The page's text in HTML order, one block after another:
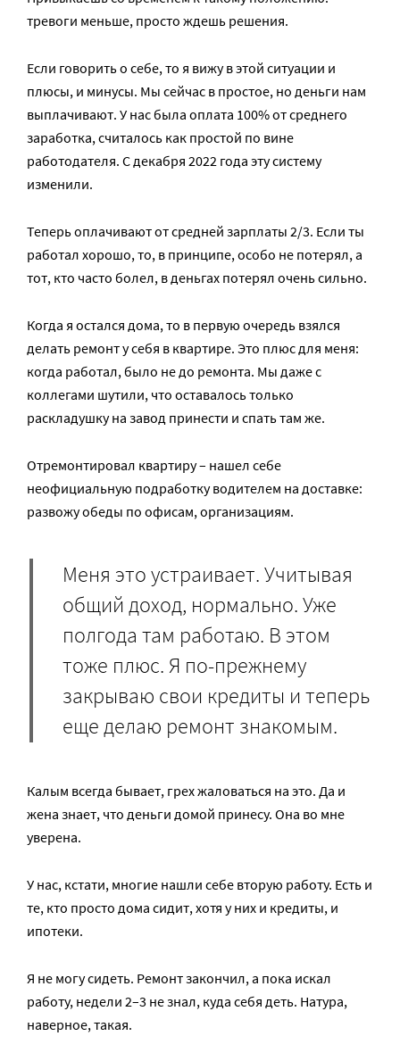
тревоги меньше, просто ждешь решения.
Если говорить о себе, то я вижу в этой ситуации и
плюсы, и минусы. Мы сейчас в простое, но деньги нам
выплачивают. У нас была оплата 100% от среднего
заработка, считалось как простой по вине
работодателя. С декабря 2022 года эту систему
изменили.
Теперь оплачивают от средней зарплаты 2/3. Если ты
работал хорошо, то, в принципе, особо не потерял, а
тот, кто часто болел, в деньгах потерял очень сильно.
Когда я остался дома, то в первую очередь взялся
делать ремонт у себя в квартире. Это плюс для меня:
когда работал, было не до ремонта. Мы даже с
коллегами шутили, что оставалось только
раскладушку на завод принести и спать там же.
Отремонтировал квартиру – нашел себе
неофициальную подработку водителем на доставке:
развожу обеды по офисам, организациям.
Меня это устраивает. Учитывая
общий доход, нормально. Уже
полгода там работаю. В этом
тоже плюс. Я по-прежнему
закрываю свои кредиты и теперь
еще делаю ремонт знакомым.
Калым всегда бывает, грех жаловаться на это. Да и
жена знает, что деньги домой принесу. Она во мне
уверена.
У нас, кстати, многие нашли себе вторую работу. Есть и
те, кто просто дома сидит, хотя у них и кредиты, и
ипотеки.
Я не могу сидеть. Ремонт закончил, а пока искал
работу, недели 2–3 не знал, куда себя деть. Натура,
наверное, такая.